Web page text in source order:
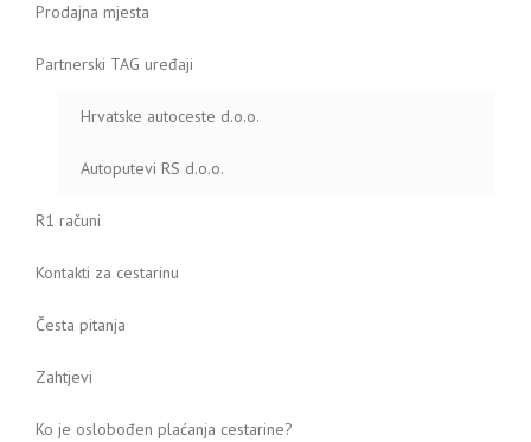
Prodajna mjesta
Partnerski TAG uređaji
Hrvatske autoceste d.o.o.
Autoputevi RS d.o.o.
R1 računi
Kontakti za cestarinu
Česta pitanja
Zahtjevi
Ko je oslobođen plaćanja cestarine?